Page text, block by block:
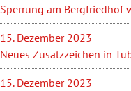
Sperrung am Bergfriedhof
15. Dezember 2023
Neues Zusatzzeichen in
15. Dezember 2023